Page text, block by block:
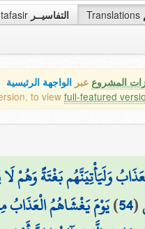
tafasir التفاسيــر Translations
المشروع عبر الواجهة الرئيسية
to view full-featured
وَلَيَأْتِيَنَّهُم بَغْتَةً وَهُمْ
(
54
)يَوْمَ يَغْشَاهُمُ الْعَذَابُ